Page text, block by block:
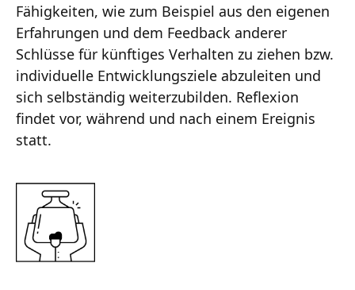
Fähigkeiten, wie zum Beispiel aus den eigenen
Erfahrungen und dem Feedback anderer
Schlüsse für künftiges Verhalten zu ziehen bzw.
individuelle Entwicklungsziele abzuleiten und
sich selbständig weiterzubilden. Reflexion
findet vor, während und nach einem Ereignis
statt.